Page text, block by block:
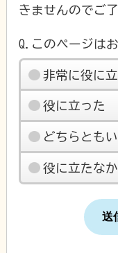
きませんのでご
Q.このページは
非常に役に
役に立った
どちらとも
役に立たな